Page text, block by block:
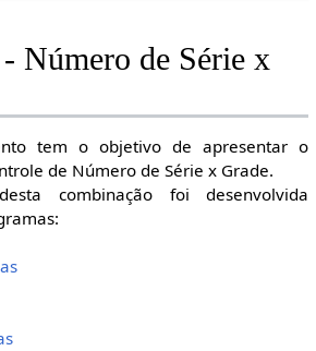
Número de Série x
tem o objetivo de apresentar o
de Número de Série x Grade.
combinação foi desenvolvida